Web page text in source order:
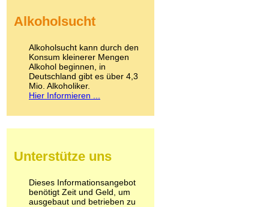
Kokain
LSD
Marihuana
Medikamente
Meskalin
Metamphetamin
Methadon
Pilze
Psychopharmaka
Schlafmittel
Schmerzmittel
Alkoholsucht
Alkoholsucht kann durch den
Konsum kleinerer Mengen
Alkohol beginnen, in
Deutschland gibt es über 4,3
Mio. Alkoholiker.
Hier Informieren ...
Unterstütze uns
Dieses Informationsangebot
benötigt Zeit und Geld, um
ausgebaut und betrieben zu